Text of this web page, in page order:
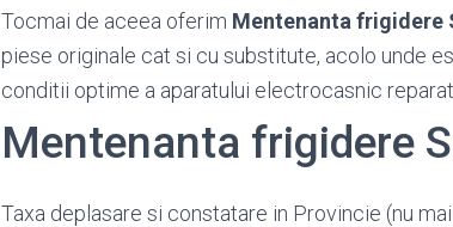
Tocmai de aceea oferim Mentenanta frigidere
piese originale cat si cu substitute, acolo unde
conditii optime a aparatului electrocasnic
Mentenanta frigidere
Taxa deplasare si constatare in Provincie (nu